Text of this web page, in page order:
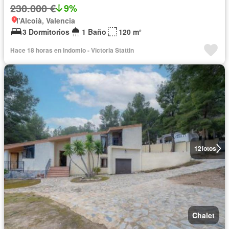
230.000 € 9%
l'Alcoià, Valencia
3 Dormitorios
1 Baño 120 m²
Hace 18 horas en Indomio - Victoria Stattin
12fotos
Chalet